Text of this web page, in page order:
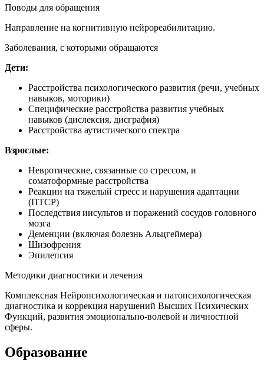
Поводы для обращения
Направление на когнитивную нейрореабилитацию.
Заболевания, с которыми обращаются
Дети:
Расстройства психологического развития (речи, учебных
навыков, моторики)
Специфические расстройства развития учебных
навыков (дислексия, дисграфия)
Расстройства аутистического спектра
Взрослые:
Невротические, связанные со стрессом, и
соматоформные расстройства
Реакции на тяжелый стресс и нарушения адаптации
(ПТСР)
Последствия инсультов и поражений сосудов головного
мозга
Деменции (включая болезнь Альцгеймера)
Шизофрения
Эпилепсия
Методики диагностики и лечения
Комплексная Нейропсихологическая и патопсихологическая
диагностика и коррекция нарушений Высших Психических
Функций, развития эмоционально-волевой и личностной
сферы.
Образование